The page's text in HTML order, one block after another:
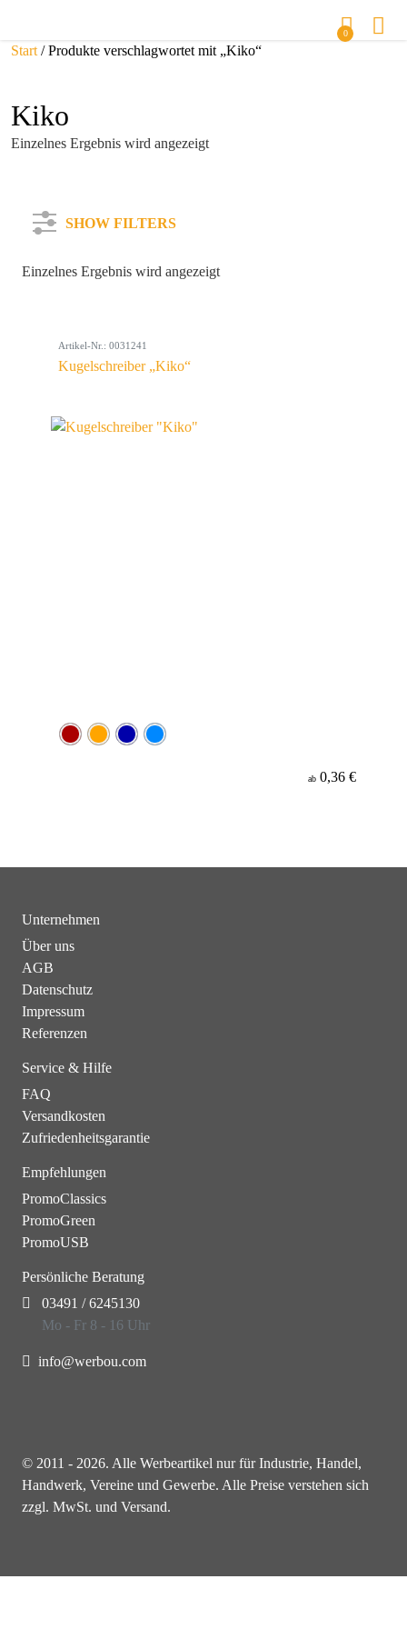
0
Start / Produkte verschlagwortet mit „Kiko“
Kiko
Einzelnes Ergebnis wird angezeigt
SHOW FILTERS
Farbe
Einzelnes Ergebnis wird angezeigt
Artikel-Nr.: 0031241
Kugelschreiber „Kiko“
ab 0,36 €
Unternehmen
Über uns
AGB
Datenschutz
Impressum
Referenzen
Service & Hilfe
FAQ
Versandkosten
Zufriedenheitsgarantie
Empfehlungen
PromoClassics
PromoGreen
PromoUSB
Persönliche Beratung
03491 / 6245130
Mo - Fr 8 - 16 Uhr
info@werbou.com
© 2011 - 2026. Alle Werbeartikel nur für Industrie, Handel,
Handwerk, Vereine und Gewerbe. Alle Preise verstehen sich
zzgl. MwSt. und Versand.